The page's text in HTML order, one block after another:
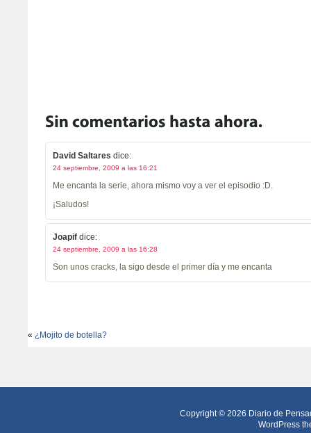
David Saltares dice:
24 septiembre, 2009 a las 16:21
Me encanta la serie, ahora mismo voy a ver el episodio :D.
¡Saludos!
Joapif dice:
24 septiembre, 2009 a las 16:28
Son unos cracks, la sigo desde el primer día y me encanta
« ¿Mojito de botella?
Copyright © 2026 Diario de
WordPress